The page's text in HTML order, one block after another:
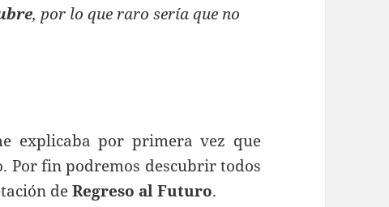
, por lo que raro sería que no
explicaba por primera vez que
Por fin podremos descubrir todos
deRegreso al Futuro.